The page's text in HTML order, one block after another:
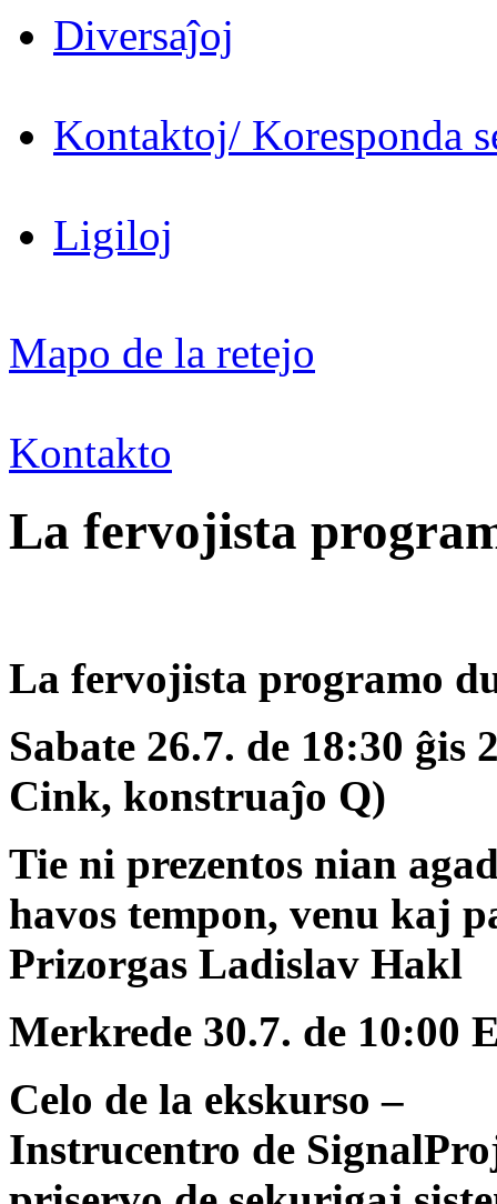
Diversaĵoj
Kontaktoj/ Koresponda
Ligiloj
Mapo de la retejo
Kontakto
La fervojista
La fervojista programo
Sabate 26.7. de 18:30
Cink, konstruaĵo Q)
Tie ni prezentos nian
havos tempon, venu kaj
Prizorgas Ladislav Hakl
Merkrede 30.7. de 10:00
Celo de la ekskurso –
Instrucentro de